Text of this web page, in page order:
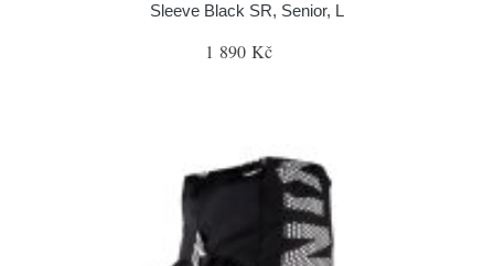
Sleeve Black SR, Senior, L
1 890 Kč